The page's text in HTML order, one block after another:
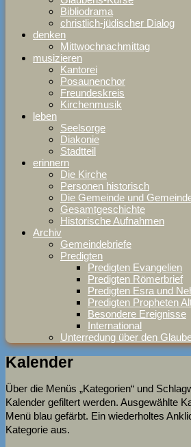
Bibliodrama
christlich-jüdischer Dialog
denken
Mittwochnachmittag
musizieren
Kantorei
Posaunenchor
Freundeskreis
Kirchenmusik
leben
Seelsorge
Diakonie
Stadtteil
erinnern
Die Kirche
Personen historisch
Die Gemeinde und
Gesamtgeschichte
Historische Aufnahmen
Archiv
Gemeindebriefe
Predigten
Predigten Evangelien
Predigten Römerbrief
Predigten Esra und
Predigten Propheten
Besondere Ereignisse
International
Unterredung über den
Kalender
Über die Menüs „Kategorien“ und
Kalender gefiltert werden. Ausgewählte
Menü blau gefärbt. Ein wiederholtes
Kategorie aus.